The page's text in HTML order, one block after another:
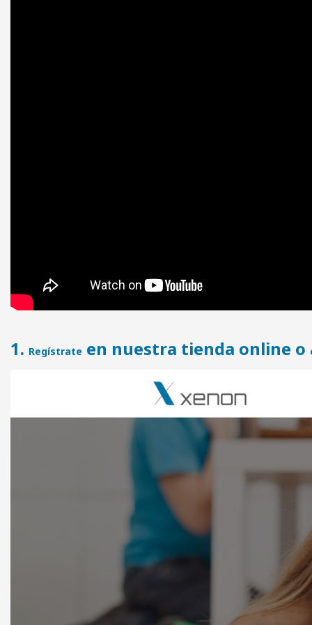
1. Regístrate en nuestra tienda online o